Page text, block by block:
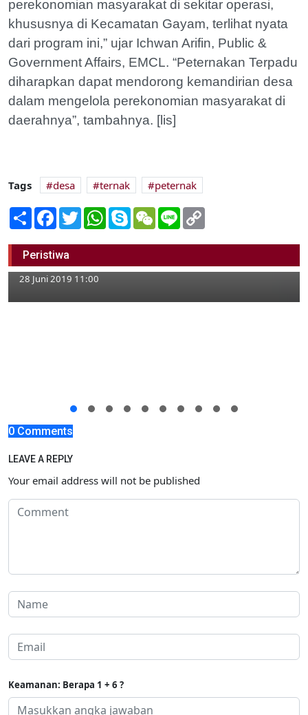
perekonomian masyarakat di sekitar operasi,
khususnya di Kecamatan Gayam, terlihat nyata
dari program ini,” ujar Ichwan Arifin, Public &
Government Affairs, EMCL. “Peternakan Terpadu
diharapkan dapat mendorong kemandirian desa
dalam mengelola perekonomian masyarakat di
daerahnya”, tambahnya. [lis]
Tags desa ternak
peternak
Share Facebook
TwitterWhatsApp
SkypeWeChatLine
Peristiwa
Sambut Hari Bhayangkara ke-73, Polres
Ziarah Makam Pahlawan
28 Juni 2019 11:00
0 Comments
LEAVE A REPLY
Your email address will not be published
Keamanan: Berapa 1 + 6 ?